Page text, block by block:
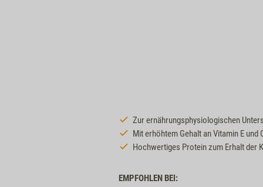
Zur ernährungsphysiologischen
Mit erhöhtem Gehalt an Vitamin E
Hochwertiges Protein zum Erhalt der
EMPFOHLEN BEI: